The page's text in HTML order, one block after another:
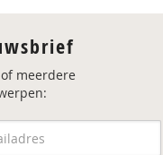
meerdere